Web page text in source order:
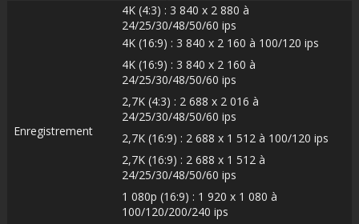
Enregistrement
4K (4:3) : 3 840 x 2 880 à
24/25/30/48/50/60 ips
4K (16:9) : 3 840 x 2 160 à 100/120 ips
4K (16:9) : 3 840 x 2 160 à
24/25/30/48/50/60 ips
2,7K (4:3) : 2 688 x 2 016 à
24/25/30/48/50/60 ips
2,7K (16:9) : 2 688 x 1 512 à 100/120 ips
2,7K (16:9) : 2 688 x 1 512 à
24/25/30/48/50/60 ips
1 080p (16:9) : 1 920 x 1 080 à
100/120/200/240 ips